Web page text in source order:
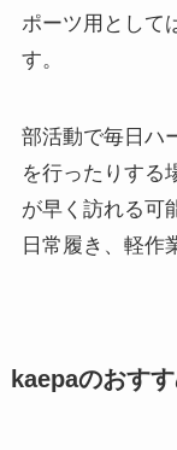
ポーツ用として
す。
部活動で毎日ハ
を行ったりする
が早く訪れる可
日常履き、軽作
kaepaのおす